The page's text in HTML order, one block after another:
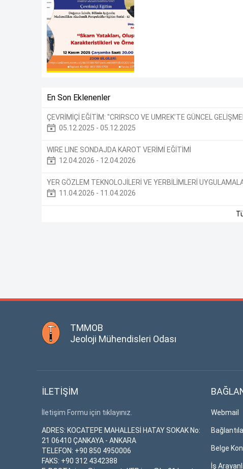
En Son Eklenenler
ÇEVRİMİÇİ EĞİTİM: "CRIRSCO VE UMREK’TE GÜNCEL
05.12.2025 - 05.12.2025
WIRE LINE SONDAJDA KAROT VERİMİ EĞİTİMİ
12.04.2026 - 12.04.2026
YER GÖZLEM TEKNOLOJİLERİ VE YERBİLİMLERİ
11.04.2026 - 11.04.2026
TMMOB
Jeoloji Mühendisleri Odası
İLETİŞİM
İletişim Formu için tıklayınız.
ADRES: KOCATEPE MAHALLESİ HATAY SOKAK No:
21 06410 ÇANKAYA - ANKARA
TELEFON: +90 850 4950006
FAKS: +90 312 4342388
Webmail
Belge
İş